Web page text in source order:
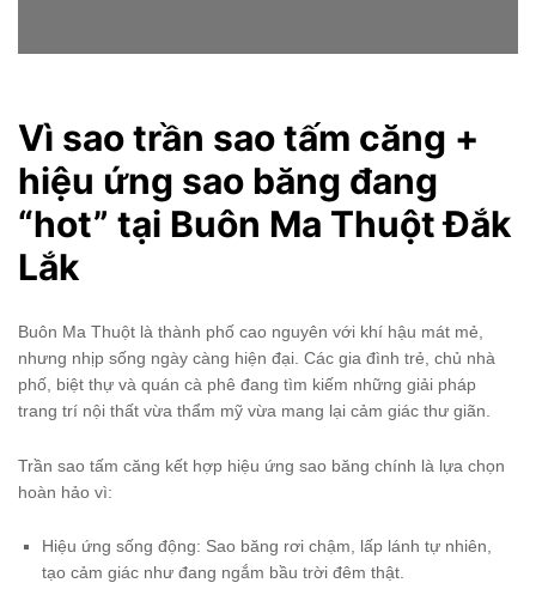
Vì sao trần sao tấm căng +
hiệu ứng sao băng đang
“hot” tại Buôn Ma Thuột Đắk
Lắk
Buôn Ma Thuột là thành phố cao nguyên với khí hậu mát mẻ,
nhưng nhịp sống ngày càng hiện đại. Các gia đình trẻ, chủ nhà
phố, biệt thự và quán cà phê đang tìm kiếm những giải pháp
trang trí nội thất vừa thẩm mỹ vừa mang lại cảm giác thư giãn.
Trần sao tấm căng kết hợp hiệu ứng sao băng chính là lựa chọn
hoàn hảo vì:
Hiệu ứng sống động: Sao băng rơi chậm, lấp lánh tự nhiên,
tạo cảm giác như đang ngắm bầu trời đêm thật.